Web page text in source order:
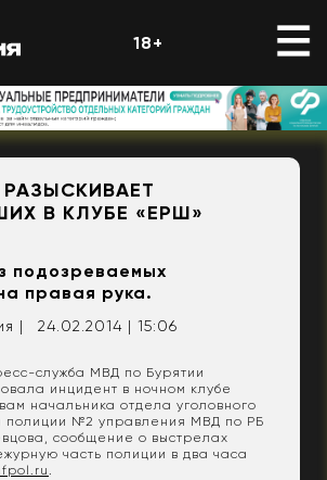
18+
В КЛУБЕ «ЕРШ»
подозреваемых
правая рука.
| 24.02.2014 | 15:06
служба МВД по Бурятии
инцидент в ночном клубе
начальника отдела уголовного
полиции №2 управления МВД по РБ
сообщение о выстрелах
часть полиции в два часа
.